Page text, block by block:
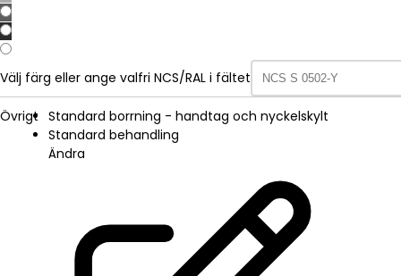
Välj färg eller ange valfri NCS/RAL i fältet
Övrigt
Standard borrning - handtag och nyckelskylt
Standard behandling
Ändra